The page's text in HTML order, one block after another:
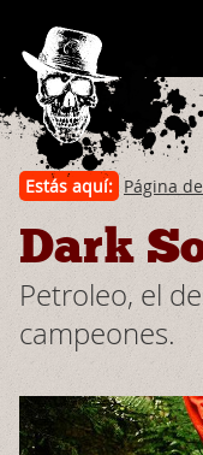
Estás aquí: Página
Dark
Petroleo, el
campeones.